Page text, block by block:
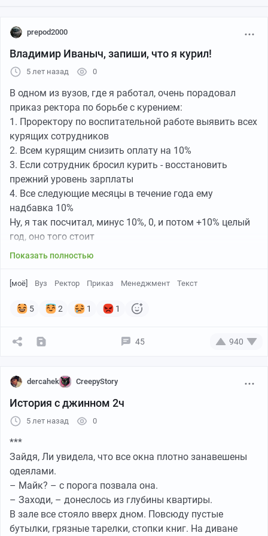
prepod2000
Владимир Иваныч, запиши, что я курил!
5 лет назад 0
В одном из вузов, где я работал, очень порадовал
приказ ректора по борьбе с курением:
1. Проректору по воспитательной работе выявить всех
курящих сотрудников
2. Всем курящим снизить оплату на 10%
3. Если сотрудник бросил курить - восстановить
прежний уровень зарплаты
4. Все следующие месяцы в течение года ему
надбавка 10%
Ну, я так посчитал, минус 10%, 0, и потом +10% целый
год, оно того стоит
Пришел к проректору, говорю: "Владимир Иванович,
что "бросил" - доказать будет не сложно. А лишняя
(или референты подсуетились), и приказ так и не
Но для моих лекций по курсу "Разработка
Показать полностью
[моё] Вуз Ректор Приказ Менеджмент Текст
5 2 1 1
45 940
dercahek CreepyStory
История с джинном 2ч
5 лет назад 0
***
Зайдя, Ли увидела, что все окна плотно занавешены
одеялами.
– Майк? – с порога позвала она.
– Заходи, – донеслось из глубины квартиры.
В зале все стояло вверх дном. Повсюду пустые
бутылки, грязные тарелки, стопки книг. На диване